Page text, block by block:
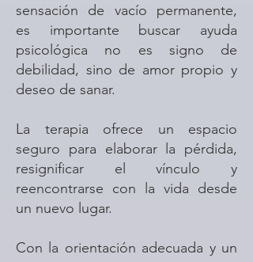
sensación de vacío permanente,
es importante buscar ayuda
psicológica no es signo de
debilidad, sino de amor propio y
deseo de sanar.
La terapia ofrece un espacio
seguro para elaborar la pérdida,
resignificar el vínculo y
reencontrarse con la vida desde
un nuevo lugar.
Con la orientación adecuada y un